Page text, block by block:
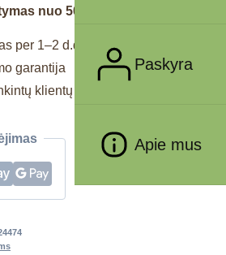
Paskyra
Apie mus
nuo 50€
per 1–2 d.d.
garantija
klientų